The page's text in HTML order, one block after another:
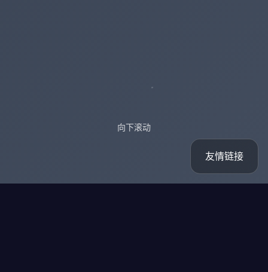
向下滚动
友情链接